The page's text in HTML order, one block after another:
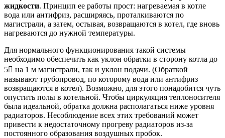
жидкости. Принцип ее работы прост: нагреваемая в котле
вода или антифриз, расширяясь, проталкиваются по
магистрали, а затем, остывая, возвращаются в котел, где вновь
нагреваются до нужной температуры.
Для нормального функционирования такой системы
необходимо обеспечить как уклон обратки в сторону котла до
5 на 1 м магистрали, так и уклон подачи. (Обраткой
называют трубопровод, по которому вода или антифриз
возвращаются в котел). Возможно, для этого понадобится чуть
опустить полы в котельной. Чтобы циркуляция теплоносителя
была идеальной, обратка должна располагаться ниже уровня
радиаторов. Несоблюдение всех этих требований может
привести к недостаточному прогреву радиаторов из-за
постоянного образования воздушных пробок.